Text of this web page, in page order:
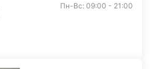
Пн-Вс: 09:00 - 21:00